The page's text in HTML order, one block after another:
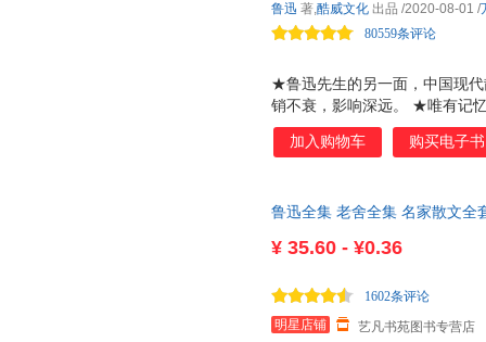
★鲁迅先生的另一面，中国现
销不衰，影响深远。 ★唯有记
忆性散文集，至暖文字。 ★收
以民国版本为底本，原汁原味
80559条评论
鲁迅 著,酷威文化 出品 /2020-08-01 /
加入购物车 购买电子书
鲁迅全集 老舍全集 名家散文全
¥ 35.60 - ¥0.36
明星店铺 艺凡书苑图书专营店
1602条评论